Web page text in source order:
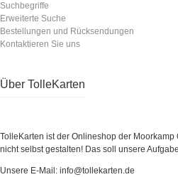
Suchbegriffe
Erweiterte Suche
Bestellungen und Rücksendungen
Kontaktieren Sie uns
Über TolleKarten
TolleKarten ist der Onlineshop der
nicht selbst gestalten! Das soll unsere
Unsere E-Mail: info@tollekarten.de